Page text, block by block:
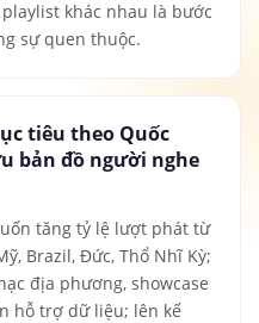
khác nhau là bước
sự quen thuộc.
tiêu theo Quốc
bản đồ người nghe
tăng tỷ lệ lượt phát từ
Brazil, Đức, Thổ Nhĩ Kỳ;
địa phương, showcase
hỗ trợ dữ liệu; lên kế